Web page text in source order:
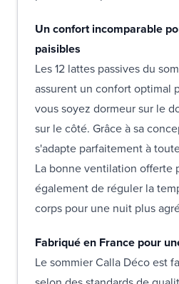
Un confort incomparable
paisibles
Les 12 lattes passives du
assurent un confort optimal
vous soyez dormeur sur le
sur le côté. Grâce à sa
s'adapte parfaitement à
La bonne ventilation offerte
également de réguler la
corps pour une nuit plus
Fabriqué en France pour
Le sommier Calla Déco est